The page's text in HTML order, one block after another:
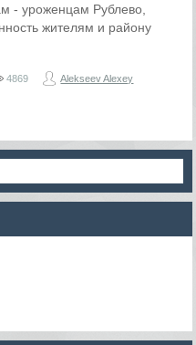
- уроженцам Рублево,
жителям и району
4869 Alekseev Alexey